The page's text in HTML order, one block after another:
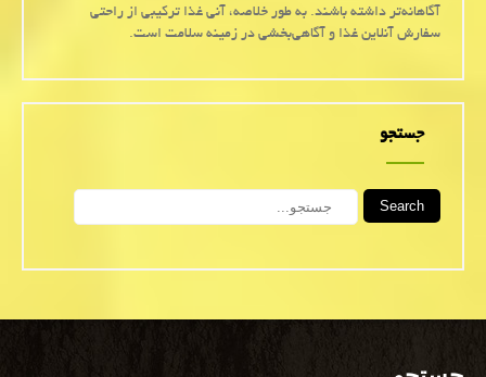
آگاهانه‌تر داشته باشند. به طور خلاصه، آنی غذا ترکیبی از راحتی
سفارش آنلاین غذا و آگاهی‌بخشی در زمینه سلامت است.
جستجو
Search